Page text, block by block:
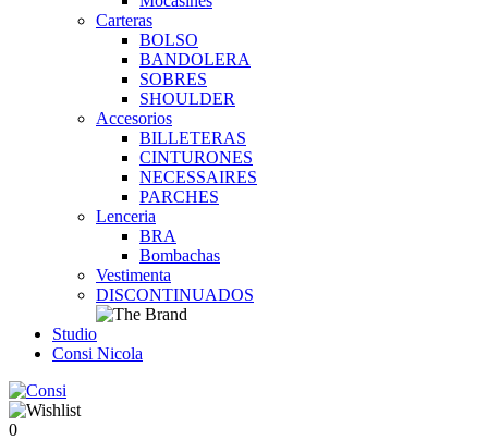
Carteras
BOLSO
BANDOLERA
SOBRES
SHOULDER
Accesorios
BILLETERAS
CINTURONES
NECESSAIRES
PARCHES
Lenceria
BRA
Bombachas
Vestimenta
DISCONTINUADOS
Studio
Consi Nicola
0